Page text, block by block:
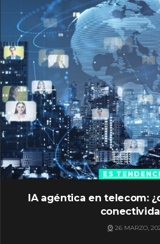
ES
IA agéntica en telecom:
26 MARZO,